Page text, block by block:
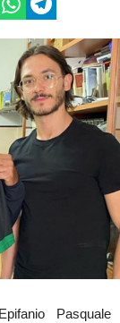
Pasquale